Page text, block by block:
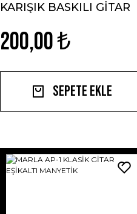
KARIŞIK BASKILI GİTAR
200,00 ₺
Sepete Ekle